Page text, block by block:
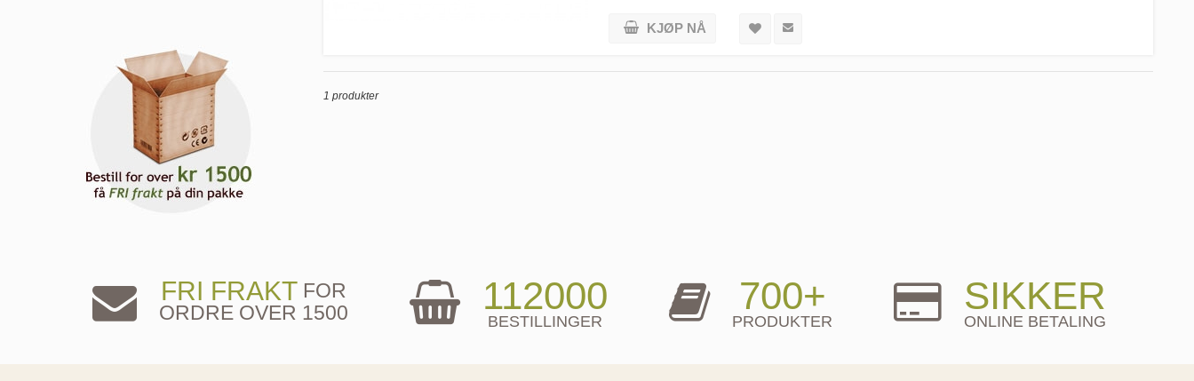
KJØP NÅ
1 produkter
FRI FRAKT FOR
ORDRE OVER 1500
112000
BESTILLINGER
700+
PRODUKTER
SIKKER
ONLINE BETALING